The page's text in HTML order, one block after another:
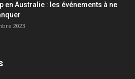
en Australie : les événements à ne
2023